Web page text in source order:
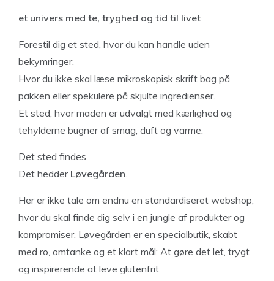
et univers med te, tryghed og tid til livet
Forestil dig et sted, hvor du kan handle uden
bekymringer.
Hvor du ikke skal læse mikroskopisk skrift bag på
pakken eller spekulere på skjulte ingredienser.
Et sted, hvor maden er udvalgt med kærlighed og
tehylderne bugner af smag, duft og varme.
Det sted findes.
Det hedder Løvegården
Her er ikke tale om endnu en standardiseret webshop,
hvor du skal finde dig selv i en jungle af produkter og
kompromiser. Løvegården er en specialbutik, skabt
med ro, omtanke og et klart mål: At gøre det let, trygt
og inspirerende at leve glutenfrit.